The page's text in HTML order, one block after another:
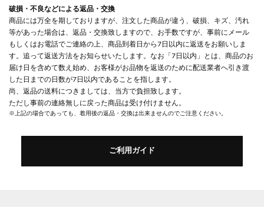
破損・不良などによる返品・交換
商品には万全を期しておりますが、注文した商品が違う、破損、キズ、汚れ
等があった場合は、返品・交換致しますので、お手数ですが、事前にメール
もしくはお電話でご連絡の上、商品到着日から7日以内に返送をお願いしま
す。追って返送方法をお知らせいたします。なお「7日以内」とは、商品のお
届け日を含めて数え始め、お客様がお品物を返送のために配送業者へ引き渡
した日までの日数が7日以内であることを指します。
尚、返品の送料につきましては、当方で負担致します。
ただし事前の連絡無しに戻った商品は受け付けません。
※上記の場合であっても、着用後の返品・交換は出来ませんのでご注意ください。
ご利用ガイド